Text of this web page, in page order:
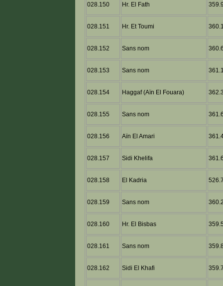
028.150 Hr. El Fath
028.151 Hr. Et Toumi
028.152 Sans nom
028.153 Sans nom
028.154 Haggaf (Aïn El Fouara)
028.155 Sans nom
028.156 Aïn El Amari
028.157 Sidi Khelifa
028.158 El Kadria
028.159 Sans nom
028.160 Hr. El Bisbas
028.161 Sans nom
028.162 Sidi El Khafi